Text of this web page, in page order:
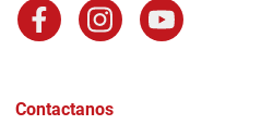
Contactanos